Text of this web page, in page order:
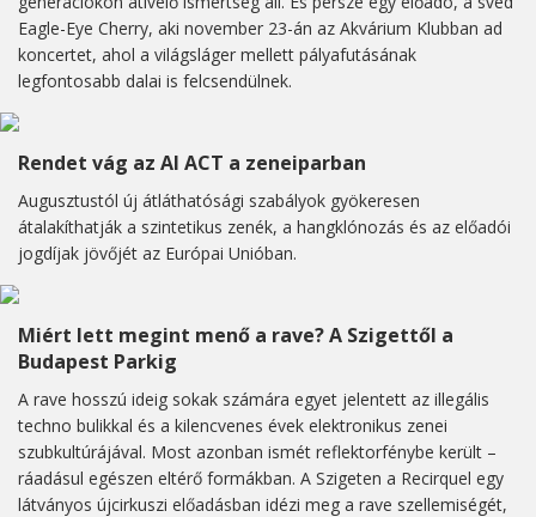
Eagle-Eye Cherry, aki november 23-án az Akvárium Klubban ad
koncertet, ahol a világsláger mellett pályafutásának
legfontosabb dalai is felcsendülnek.
Rendet vág az AI ACT a zeneiparban
Augusztustól új átláthatósági szabályok gyökeresen
átalakíthatják a szintetikus zenék, a hangklónozás és az előadói
jogdíjak jövőjét az Európai Unióban.
Miért lett megint menő a rave? A Szigettől a
Budapest Parkig
A rave hosszú ideig sokak számára egyet jelentett az illegális
techno bulikkal és a kilencvenes évek elektronikus zenei
szubkultúrájával. Most azonban ismét reflektorfénybe került –
ráadásul egészen eltérő formákban. A Szigeten a Recirquel egy
látványos újcirkuszi előadásban idézi meg a rave szellemiségét,